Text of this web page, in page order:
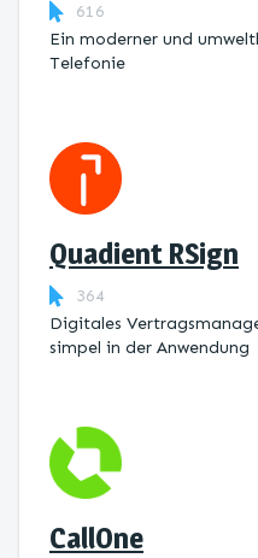
616
Ein moderner und
Telefonie
Quadient RSign
364
Digitales
simpel in der Anwendung
CallOne